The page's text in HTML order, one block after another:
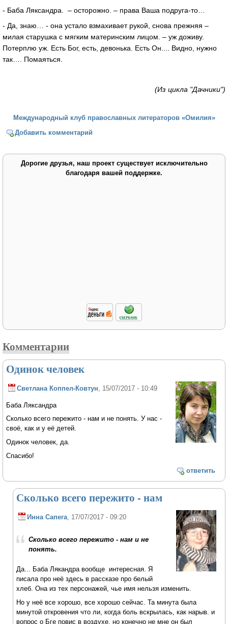
- Баба Ляксандра. – осторожно. – права Ваша подруга-то…
- Да, знаю… - она устало взмахивает рукой, снова прежняя –
милая старушка с мягким материнским лицом. – уж доживу.
Потерплю уж. Есть Бог, есть, девонька. Есть Он.... Видно, нужно
так…. Помаяться.
(Из цикла "Дачники")
Международный клуб православных литераторов «Омилия»
Добавить комментарий
Дорогие друзья, наш проект существует исключительно
благодаря вашей поддержке.
Комментарии
Одинок человек
Светлана Коппел-Ковтун , 15/07/2017 - 10:49
Баба Ляксандра
Сколько всего пережито - нам и не понять. У нас -
своё, как и у её детей.
Одинок человек, да.
Спасибо!
ответить
Сколько всего пережито - нам
Инна Сапега , 17/07/2017 - 09:20
Сколько всего пережито - нам и не
понять.
Да... Баба Лякандра вообще интересная. Я
писала про неё здесь в рассказе про белый
хлеб. Она из тех персонажей, чье имя нельзя изменить.
Но у неё все хорошо, все хорошо сейчас. Та минута была
минутой откровения что ли, когда боль вскрылась, как нарыв. и
вопрос о Бге повис в воздухе, но конечно не мне он был